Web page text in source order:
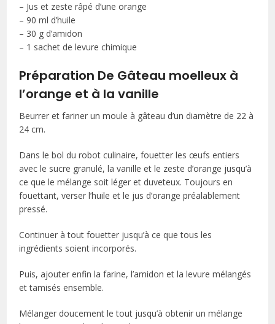
– Jus et zeste râpé d’une orange
– 90 ml d’huile
– 30 g d’amidon
– 1 sachet de levure chimique
Préparation De Gâteau moelleux à
l’orange et à la vanille
Beurrer et fariner un moule à gâteau d’un diamètre de 22 à
24 cm.
Dans le bol du robot culinaire, fouetter les œufs entiers
avec le sucre granulé, la vanille et le zeste d’orange jusqu’à
ce que le mélange soit léger et duveteux. Toujours en
fouettant, verser l’huile et le jus d’orange préalablement
pressé.
Continuer à tout fouetter jusqu’à ce que tous les
ingrédients soient incorporés.
Puis, ajouter enfin la farine, l’amidon et la levure mélangés
et tamisés ensemble.
Mélanger doucement le tout jusqu’à obtenir un mélange